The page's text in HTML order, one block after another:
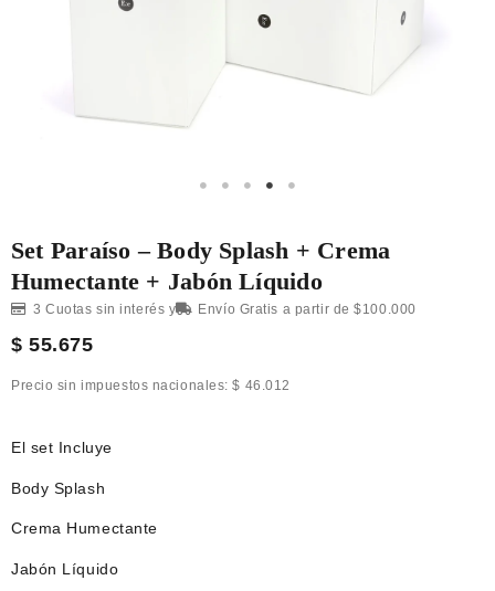
Set Paraíso – Body Splash + Crema
Humectante + Jabón Líquido
3 Cuotas sin interés y Envío Gratis a partir de $100.000
$ 55.675
Precio sin impuestos nacionales:$ 46.012
El set Incluye
Body Splash
Crema Humectante
Jabón Líquido